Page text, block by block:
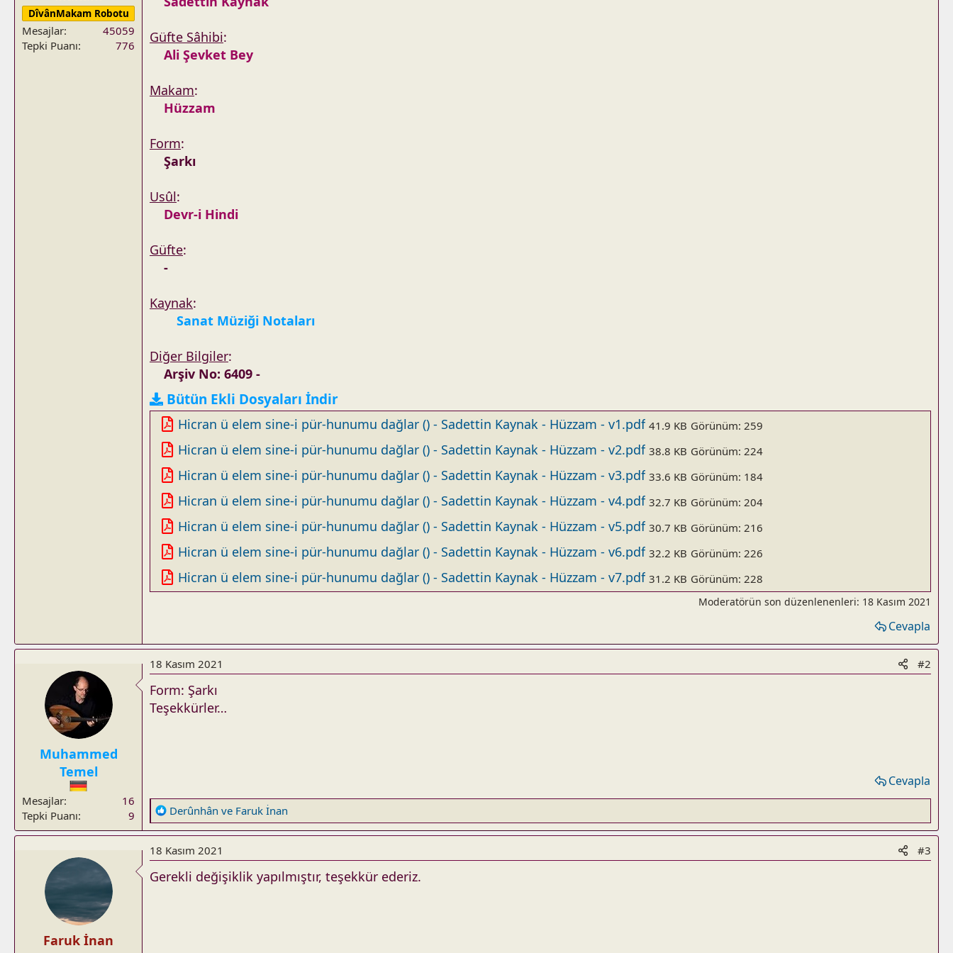
DîvânMakam Robotu
Mesajlar
45059
Tepki Puanı
776 Güfte Sâhibi:
Ali Şevket Bey
Makam:
Hüzzam
Form:
Şarkı
Usûl:
Devr-i Hindi
Güfte:
-
Kaynak:
Sanat Müziği Notaları
Diğer Bilgiler:
Arşiv No: 6409 -
Bütün Ekli Dosyaları İndir
Hicran ü elem sine-i pür-hunumu dağlar () - Sadettin Kaynak - Hüzzam - v1.pdf 41.9 KB Görünüm: 259
Hicran ü elem sine-i pür-hunumu dağlar () - Sadettin Kaynak - Hüzzam - v2.pdf 38.8 KB Görünüm: 224
Hicran ü elem sine-i pür-hunumu dağlar () - Sadettin Kaynak - Hüzzam - v3.pdf 33.6 KB Görünüm: 184
Hicran ü elem sine-i pür-hunumu dağlar () - Sadettin Kaynak - Hüzzam - v4.pdf 32.7 KB Görünüm: 204
Hicran ü elem sine-i pür-hunumu dağlar () - Sadettin Kaynak - Hüzzam - v5.pdf 30.7 KB Görünüm: 216
Hicran ü elem sine-i pür-hunumu dağlar () - Sadettin Kaynak - Hüzzam - v6.pdf 32.2 KB Görünüm: 226
Hicran ü elem sine-i pür-hunumu dağlar () - Sadettin Kaynak - Hüzzam - v7.pdf 31.2 KB Görünüm: 228
Moderatörün son düzenlenenleri: 18 Kasım 2021
Cevapla
Muhammed
Temel
Mesajlar
16
Tepki Puanı
9
18 Kasım 2021 #2
Form: Şarkı
Teşekkürler…
Cevapla
R
e
a
c
Derûnhân ve Faruk İnan
Faruk İnan
18 Kasım 2021 #3
Gerekli değişiklik yapılmıştır, teşekkür ederiz.